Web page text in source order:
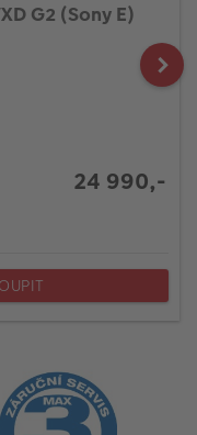
G2 (Sony E)
24 990,-